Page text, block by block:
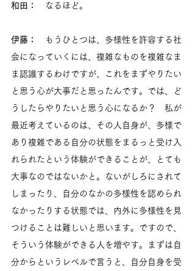
和田： なるほど。
伊藤：
もうひとつは、多様性を許容する社
会になっていくには、複雑なものを複雑なま
ま認識するわけですが、これをまずやりたい
と思う心が大事だと思ったんです。では、ど
うしたらやりたいと思う心になるか？　私が
最近考えているのは、その人自身が、多様で
あり複雑である自分の状態をまるっと受け入
れられたという体験ができることが、とても
大事なのではないかと。ないがしろにされて
しまったり、自分のなかの多様性を認められ
なかったりする状態では、内外に多様性を見
つけることは難しいと思います。ですので、
そういう体験ができる人を増やす。まずは自
分からというレベルで言うと、自分自身を受